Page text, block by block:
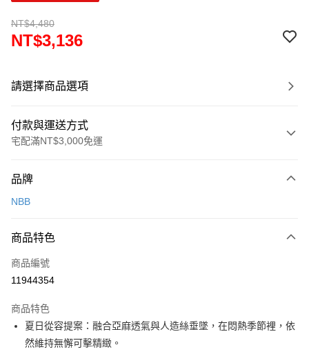
NT$4,480
NT$3,136
請選擇商品選項
付款與運送方式
宅配滿NT$3,000免運
信用卡一次付款
黑貓宅急便
每筆NT$140，滿NT$3,000(含以上)免運費
品牌
NBB
商品特色
商品編號
11944354
商品特色
夏日從容提案：融合亞麻透氣與人造絲垂墜，在悶熱季節裡，依
然維持無懈可擊精緻。